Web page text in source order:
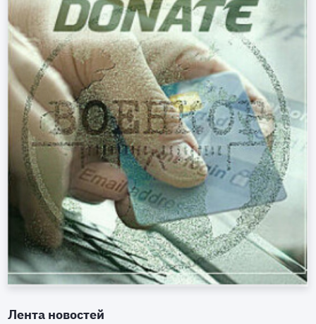
Лента новостей